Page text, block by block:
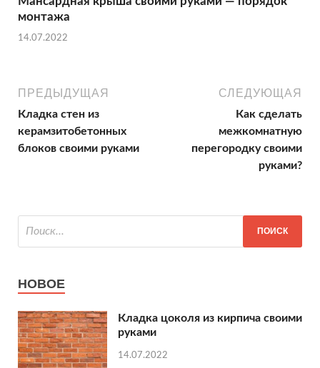
монтажа
14.07.2022
ПРЕДЫДУЩАЯ
Кладка стен из
керамзитобетонных
блоков своими руками
СЛЕДУЮЩАЯ
Как сделать
межкомнатную
перегородку своими
руками?
НОВОЕ
Кладка цоколя из кирпича своими
руками
14.07.2022